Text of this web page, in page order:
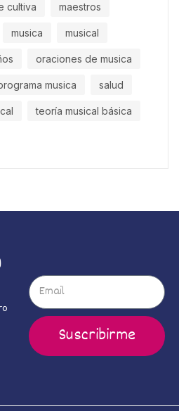
cultiva maestros
musica musical
oraciones de musica
musica salud
teoría musical básica
Suscribirme